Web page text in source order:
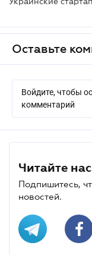
Оставьте
Войдите, чтобы
комментарий
Читайте
Подпишитесь,
новостей.